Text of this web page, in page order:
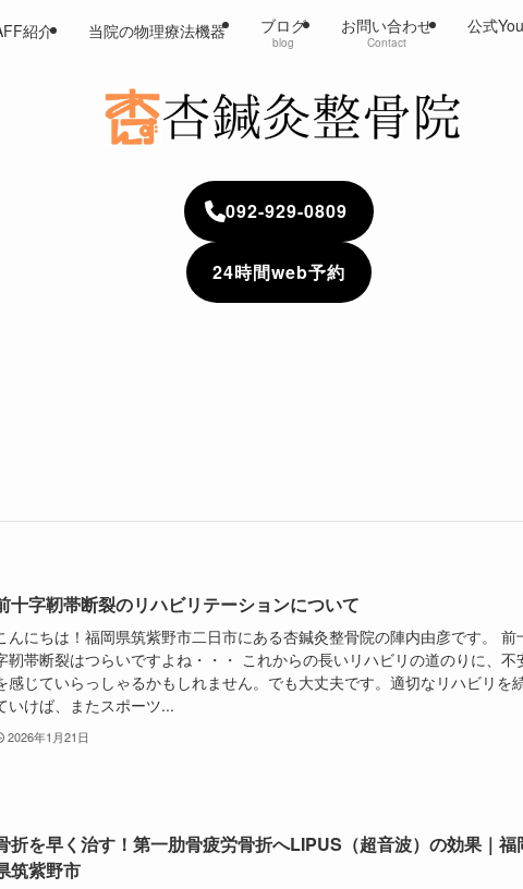
紹介 当院の物理療法機器 ブログ
blog
お問い合わせ
Contact
公式
092-929-0809
24時間web予約
十字靭帯断裂のリハビリテーションについて
んにちは！福岡県筑紫野市二日市にある杏鍼灸整骨院の陣内由彦です。 前
靭帯断裂はつらいですよね・・・ これからの長いリハビリの道のりに、不
感じていらっしゃるかもしれません。でも大丈夫です。適切なリハビリを
いけば、またスポーツ...
2026年1月21日
折を早く治す！第一肋骨疲労骨折へLIPUS（超音波）の効果｜福
筑紫野市